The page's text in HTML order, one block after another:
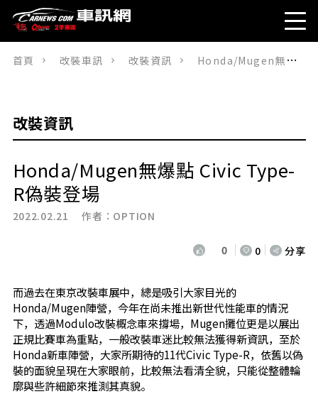
首頁 改裝車訊 改裝資訊 Honda/Mugen無爆點 Civic Type-R偽裝登場
改裝資訊
Honda/Mugen無爆點 Civic Type-
R偽裝登場
2022.02.21 作者： OPTION
0 0 分享
而過去在東京改裝車展中，總是吸引大家目光的
Honda/Mugen陣營，今年在尚未推出新世代性能車的情況
下，透過Modulo改裝概念車來撐場，Mugen攤位更是以展出
正規比賽車為重點，一般改裝車迷比較無法獲得新資訊，至於
Honda新車陣營，大家所期待的11代Civic Type-R，依舊以偽
裝的面貌呈現在大家眼前，比較無法看清全貌，只能從整體輪
廓與些許細節來推測其真貌。